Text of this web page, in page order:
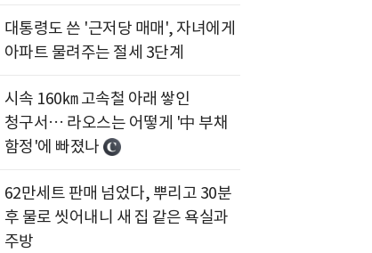
대통령도 쓴 '근저당 매매', 자녀에게
아파트 물려주는 절세 3단계
시속 160㎞ 고속철 아래 쌓인
청구서… 라오스는 어떻게 '中 부채
함정'에 빠졌나
62만세트 판매 넘었다, 뿌리고 30분
후 물로 씻어내니 새 집 같은 욕실과
주방